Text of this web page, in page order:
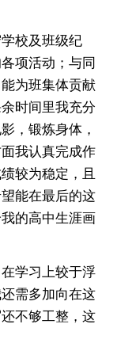
校及班级纪
项活动；与同
为班集体贡献
时间里我充分
，锻炼身体，
我认真完成作
较为稳定，且
能在最后的这
的高中生涯画
学习上较于浮
需多加向在这
不够工整，这